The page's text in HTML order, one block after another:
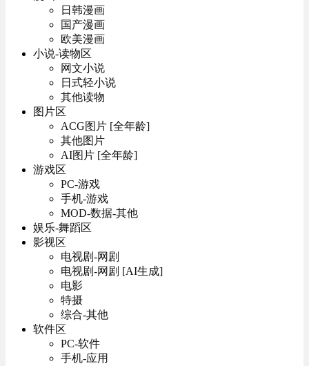
日韩漫画
国产漫画
欧美漫画
小说-读物区
网文小说
日式轻小说
其他读物
图片区
ACG图片 [全年龄]
其他图片
AI图片 [全年龄]
游戏区
PC-游戏
手机-游戏
MOD-数据-其他
娱乐-舞蹈区
影视区
电视剧-网剧
电视剧-网剧 [AI生成]
电影
特摄
综合-其他
软件区
PC-软件
手机-应用